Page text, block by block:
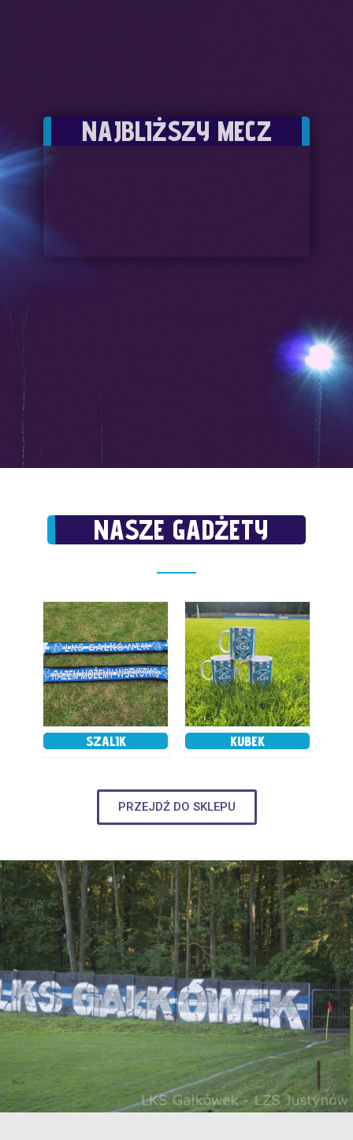
NAJBLIŻSZY MECZ
NASZE GADŻETY
SZALIK KUBEK
PRZEJDŹ DO SKLEPU